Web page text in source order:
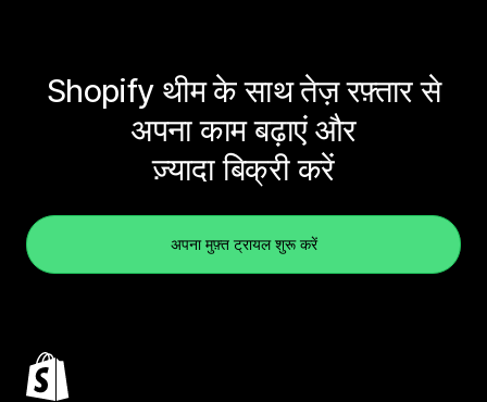
Shopify थीम के साथ तेज़ रफ़्तार से
अपना काम बढ़ाएं और
ज़्यादा बिक्री करें
अपना मुफ़्त ट्रायल शुरू करें